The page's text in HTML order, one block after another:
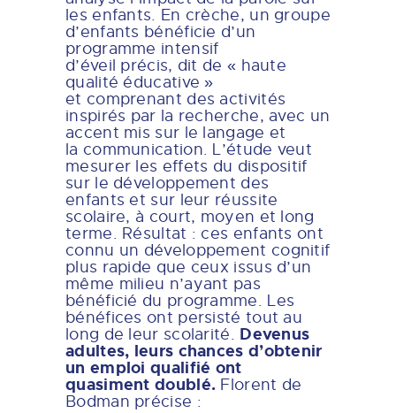
les enfants. En crèche, un groupe
d’enfants bénéficie d’un
programme intensif
d’éveil précis, dit de « haute
qualité éducative »
et comprenant des activités
inspirés par la recherche, avec un
accent mis sur le langage et
la communication. L’étude veut
mesurer les effets du dispositif
sur le développement des
enfants et sur leur réussite
scolaire, à court, moyen et long
terme. Résultat : ces enfants ont
connu un développement cognitif
plus rapide que ceux issus d’un
même milieu n’ayant pas
bénéficié du programme. Les
bénéfices ont persisté tout au
long de leur scolarité. Devenus
adultes, leurs chances d’obtenir
un emploi qualifié ont
quasiment doublé. Florent de
Bodman précise :